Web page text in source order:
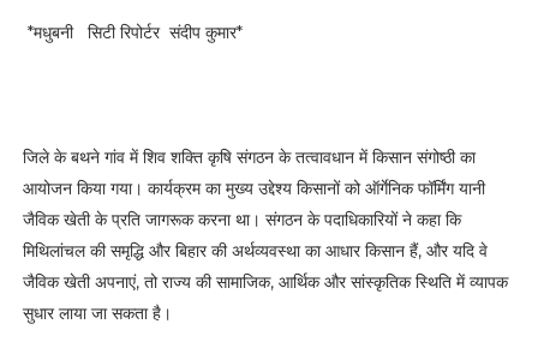
*मधुबनी सिटी रिपोर्टर संदीप कुमार*
जिले के बथने गांव में शिव शक्ति कृषि संगठन के तत्वावधान में किसान संगोष्ठी का
आयोजन किया गया। कार्यक्रम का मुख्य उद्देश्य किसानों को ऑर्गेनिक फॉर्मिंग यानी
जैविक खेती के प्रति जागरूक करना था। संगठन के पदाधिकारियों ने कहा कि
मिथिलांचल की समृद्धि और बिहार की अर्थव्यवस्था का आधार किसान हैं, और यदि वे
जैविक खेती अपनाएं, तो राज्य की सामाजिक, आर्थिक और सांस्कृतिक स्थिति में व्यापक
सुधार लाया जा सकता है।